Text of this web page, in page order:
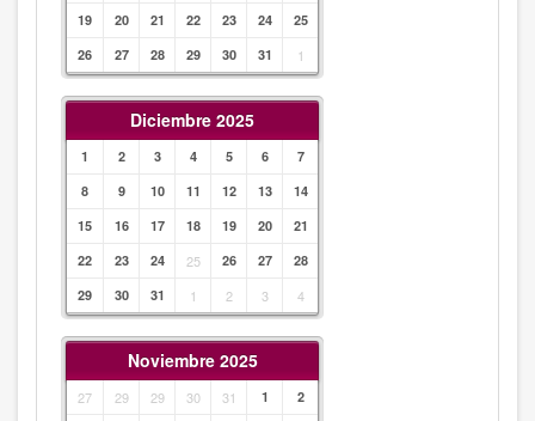
19
20 21 22 23 24
25
26
27 28 29 30 31 1
Diciembre 2025
1 2 3 4 5 6
7
8
9 10 11 12 13
14
15
16 17 18 19 20
21
22
23 24 25 26 27
28
29
30 31 1 2 3 4
Noviembre 2025
27 29 29 30 31 1
2